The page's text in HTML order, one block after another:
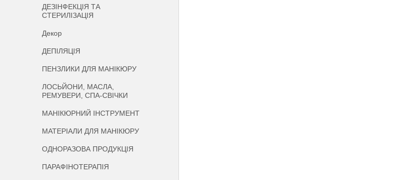
ДЕЗІНФЕКЦІЯ ТА
СТЕРИЛІЗАЦІЯ
Декор
ДЕПІЛЯЦІЯ
ПЕНЗЛИКИ ДЛЯ МАНІКЮРУ
ЛОСЬЙОНИ, МАСЛА,
РЕМУВЕРИ, СПА-СВІЧКИ
МАНІКЮРНИЙ ІНСТРУМЕНТ
МАТЕРІАЛИ ДЛЯ МАНІКЮРУ
ОДНОРАЗОВА ПРОДУКЦІЯ
ПАРАФІНОТЕРАПІЯ